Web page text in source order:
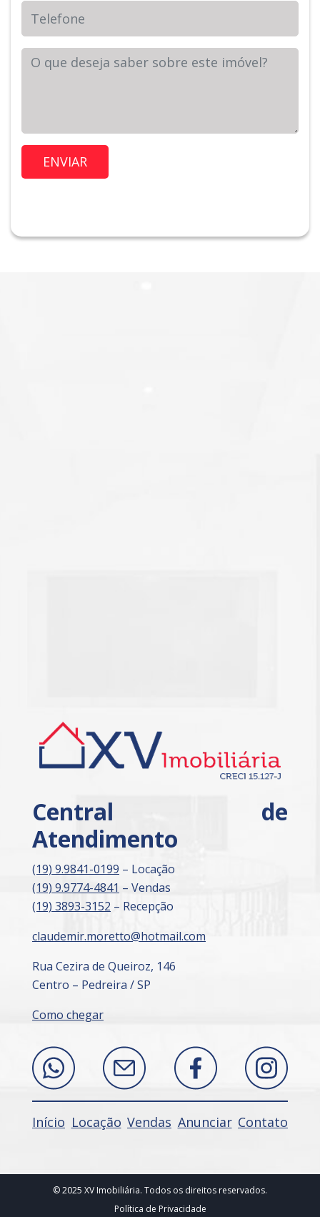
Telefone
Sua Mensagem
Central de
Atendimento
(19) 9.9841-0199 – Locação
(19) 9.9774-4841 – Vendas
(19) 3893-3152 – Recepção
claudemir.moretto@hotmail.com
Rua Cezira de Queiroz, 146
Centro – Pedreira / SP
Como chegar
Início Locação Vendas Anunciar Contato
© 2025 XV Imobiliária. Todos os direitos reservados.
Política de Privacidade